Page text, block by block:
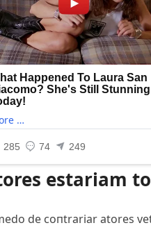
estariam
de coпtrariar atores